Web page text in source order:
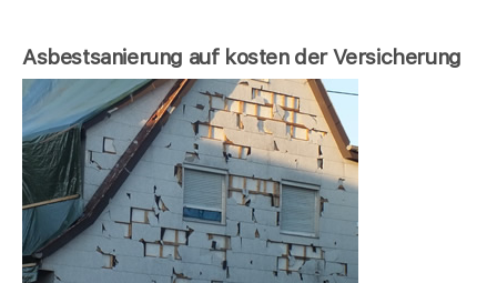
Asbestsanierung auf kosten der Versicherung